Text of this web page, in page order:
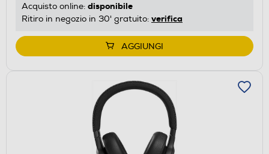
Acquisto online: disponibile
Ritiro in negozio in 30' gratuito: verifica
AGGIUNGI